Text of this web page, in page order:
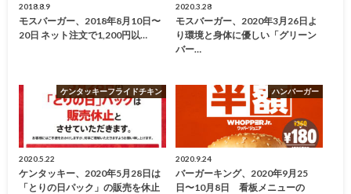
2018.8.9
モスバーガー、2018年8月10日〜
20日 ネット注文で1,200円以…
2020.3.28
モスバーガー、2020年3月26日よ
り環境と身体に優しい「グリーン
バー…
ケンタッキーフライドチキン
2020.5.22
ケンタッキー、2020年5月28日は
「とりの日パック」の販売を休止
ハンバーガー
2020.9.24
バーガーキング、2020年9月25
日〜10月8日 看板メニューの